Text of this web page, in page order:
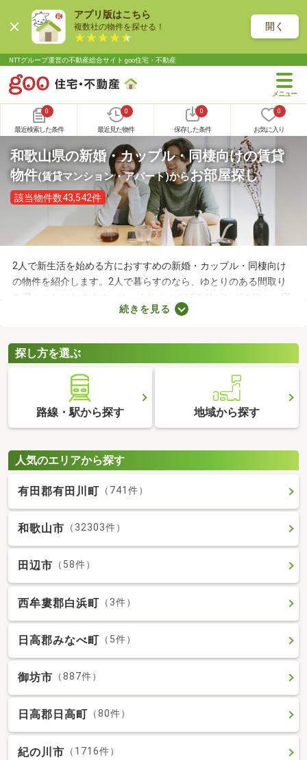
アプリ版はこちら
複数社の物件を探せる！ 開く
NTTグループ運営の不動産総合サイト goo住宅・不動産
0
最近検索した条件
0
最近見た物件
0
保存した条件
0
お気に入り
和歌山県の新婚・カップル・同棲向けの賃貸
物件(賃貸マンション・アパート)からお部屋探し
該当物件数43,542件
2人で新生活を始める方におすすめの新婚・カップル・同棲向け
の物件を紹介します。2人で暮らすのなら、ゆとりのある間取り
を選ぶことがおすすめ。ゆっくりくつろげるリビングのほか、寝
室や収納スペースを確保できる物件を選べば、長く快適に暮らせ
てチェックしてみてくださいね。
続きを見る
探し方を選ぶ
路線・駅から探す 地域から探す
人気のエリアから探す
有田郡有田川町 （741件）
和歌山市 （32303件）
田辺市 （58件）
西牟婁郡白浜町 （3件）
日高郡みなべ町 （5件）
御坊市 （887件）
日高郡日高町 （80件）
紀の川市 （1716件）